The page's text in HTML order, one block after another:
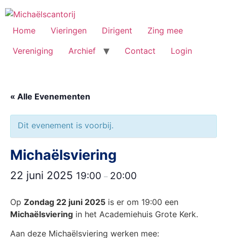
Ga
naar
Home Vieringen Dirigent
Zing mee
Vereniging
Archief Contact Login
« Alle Evenementen
Dit evenement is voorbij.
Michaëlsviering
22 juni 2025 19:00 – 20:00
Op Zondag 22 juni 2025 is er om 19:00 een
Michaëlsviering in het Academiehuis Grote Kerk.
Aan deze Michaëlsviering werken mee: